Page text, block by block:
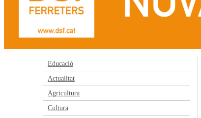
Educació
Actualitat
Agricultura
Cultura